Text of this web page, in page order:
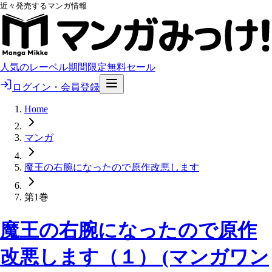
近々発売するマンガ情報
人気のレーベル期間限定無料セール
ログイン・会員登録
Home
マンガ
魔王の右腕になったので原作改悪します
第1巻
魔王の右腕になったので原作
改悪します（１） (マンガワン